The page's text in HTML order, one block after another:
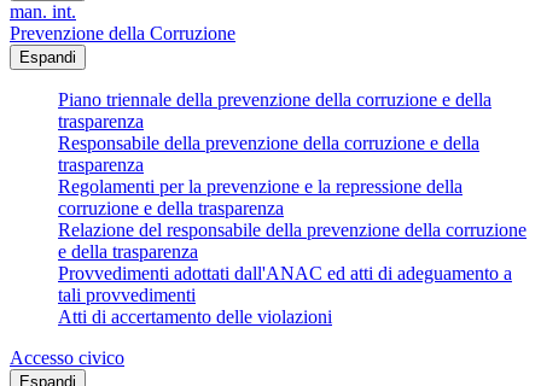
man. int.
Prevenzione della Corruzione
Espandi
Piano triennale della prevenzione della corruzione e della
trasparenza
Responsabile della prevenzione della corruzione e della
trasparenza
Regolamenti per la prevenzione e la repressione della
corruzione e della trasparenza
Relazione del responsabile della prevenzione della corruzione
e della trasparenza
Provvedimenti adottati dall'ANAC ed atti di adeguamento a
tali provvedimenti
Atti di accertamento delle violazioni
Accesso civico
Espandi